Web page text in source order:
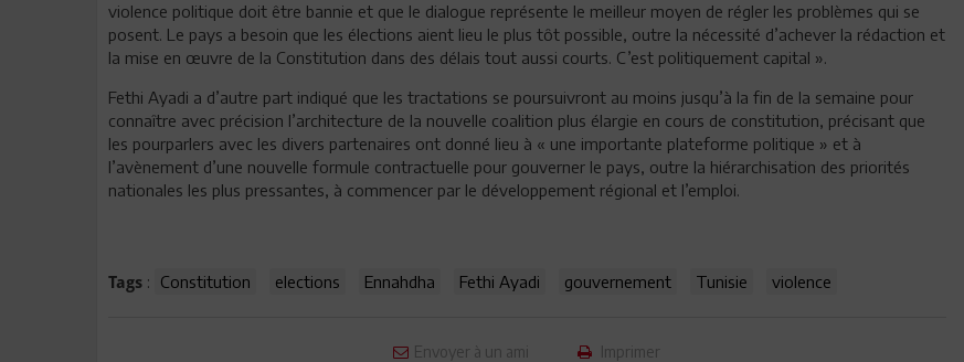
violence politique doit être bannie et que le dialogue représente le meilleur moyen de régler les problèmes qui se
posent. Le pays a besoin que les élections aient lieu le plus tôt possible, outre la nécessité d’achever la rédaction et
la mise en œuvre de la Constitution dans des délais tout aussi courts. C’est politiquement capital ».
Fethi Ayadi a d’autre part indiqué que les tractations se poursuivront au moins jusqu’à la fin de la semaine pour
connaître avec précision l’architecture de la nouvelle coalition plus élargie en cours de constitution, précisant que
les pourparlers avec les divers partenaires ont donné lieu à « une importante plateforme politique » et à
l’avènement d’une nouvelle formule contractuelle pour gouverner le pays, outre la hiérarchisation des priorités
nationales les plus pressantes, à commencer par le développement régional et l’emploi.
Tags : Constitution elections Ennahdha Fethi Ayadi gouvernement Tunisie violence
Envoyer à un ami Imprimer